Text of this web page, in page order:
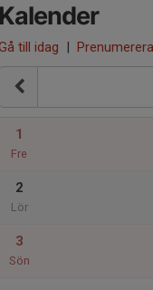
Kalender
till idag | Prenumerera
1
Fre
2
Lör
3
Sön